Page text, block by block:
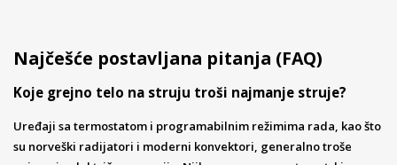
Najčešće postavljana pitanja (FAQ)
Koje grejno telo na struju troši najmanje struje?
Uređaji sa termostatom i programabilnim režimima rada, kao što
su norveški radijatori i moderni konvektori, generalno troše